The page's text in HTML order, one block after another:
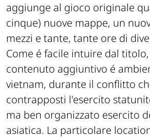
aggiunge al gioco originale
cinque) nuove mappe, un
mezzi e tante, tante ore di
Come é facile intuire dal
contenuto aggiuntivo é
vietnam, durante il conflitto
contrapposti l'esercito
ma ben organizzato esercito
asiatica. La particolare